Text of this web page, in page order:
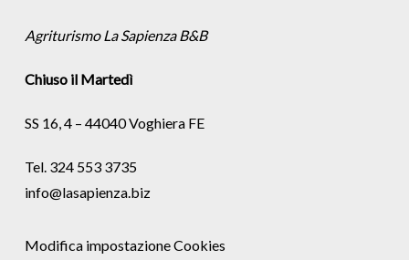
Agriturismo La Sapienza B&B
Chiuso il Martedì
SS 16, 4 – 44040 Voghiera FE
Tel. 324 553 3735
info@lasapienza.biz
Modifica impostazione Cookies